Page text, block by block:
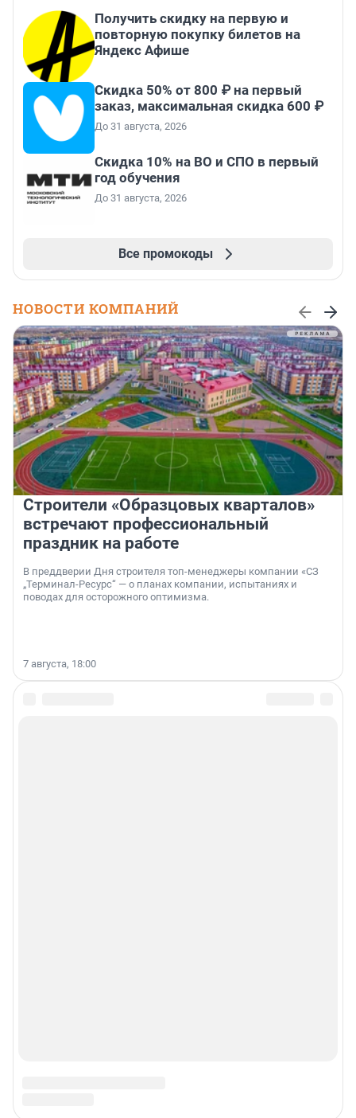
Получить скидку на первую и
повторную покупку билетов на
Яндекс Афише
Скидка 50% от 800 ₽ на первый
заказ, максимальная скидка 600 ₽
До 31 августа, 2026
Скидка 10% на ВО и СПО в первый
год обучения
До 31 августа, 2026
Все промокоды
НОВОСТИ КОМПАНИЙ
Строители «Образцовых кварталов»
встречают профессиональный
праздник на работе
В преддверии Дня строителя топ-менеджеры компании «СЗ
„Терминал-Ресурс“ — о планах компании, испытаниях и
поводах для осторожного оптимизма.
7 августа, 18:00